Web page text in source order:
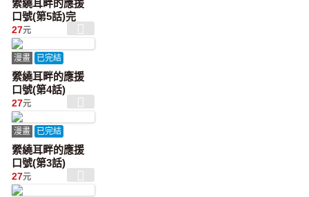
縈繞耳畔的應援
口號(第5話)完
27元
漫畫 已完結
縈繞耳畔的應援
口號(第4話)
27元
漫畫 已完結
縈繞耳畔的應援
口號(第3話)
27元